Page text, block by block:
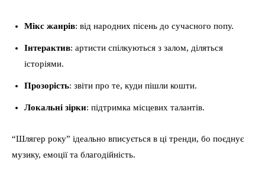
Мікс жанрів: від народних пісень до сучасного попу.
Інтерактив: артисти спілкуються з залом, діляться
історіями.
Прозорість: звіти про те, куди пішли кошти.
Локальні зірки: підтримка місцевих талантів.
“Шлягер року” ідеально вписується в ці тренди, бо поєднує
музику, емоції та благодійність.